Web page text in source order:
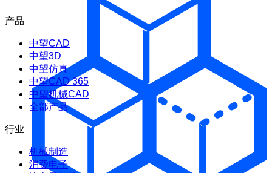
产品
中望CAD
中望3D
中望仿真
中望CAD 365
中望机械CAD
全部产品
行业
机械制造
消费电子